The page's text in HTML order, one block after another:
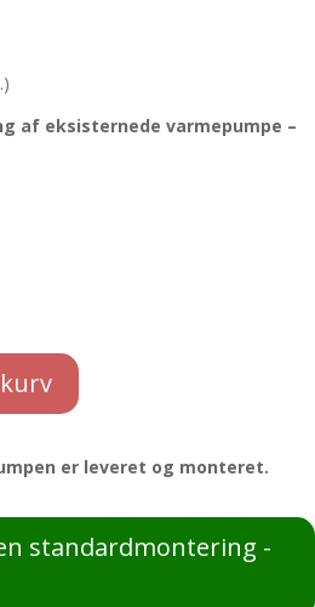
)
af eksisternede varmepumpe –
er leveret og monteret.
standardmontering -